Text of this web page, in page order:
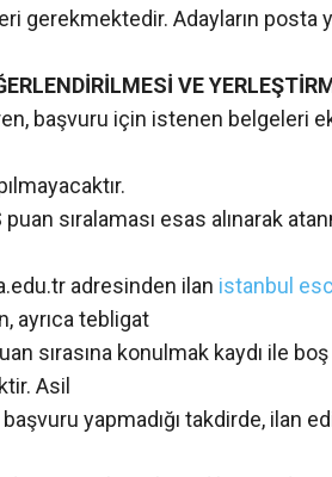
gerekmektedir. Adayların posta
VE
başvuru için istenen belgeleri
sıralaması esas alınarak
adresinden ilan istanbul
ayrıca tebligat
sırasına konulmak kaydı ile
Asil
yapmadığı takdirde, ilan